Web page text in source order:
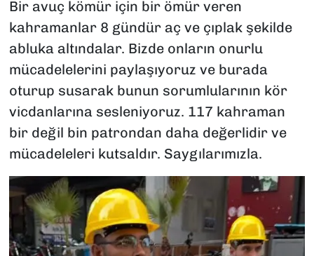
Bir avuç kömür için bir ömür veren
kahramanlar 8 gündür aç ve çıplak şekilde
abluka altındalar. Bizde onların onurlu
mücadelelerini paylaşıyoruz ve burada
oturup susarak bunun sorumlularının kör
vicdanlarına sesleniyoruz. 117 kahraman
bir değil bin patrondan daha değerlidir ve
mücadeleleri kutsaldır. Saygılarımızla.